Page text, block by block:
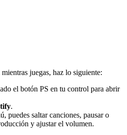
juegas, haz lo siguiente:
el botón PS en tu control para abrir
.
puedes saltar canciones, pausar o
y ajustar el volumen.